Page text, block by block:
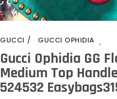
GUCCI ,
GUCCI OPHIDIA
Gucci Ophidia GG
Medium Top
524532